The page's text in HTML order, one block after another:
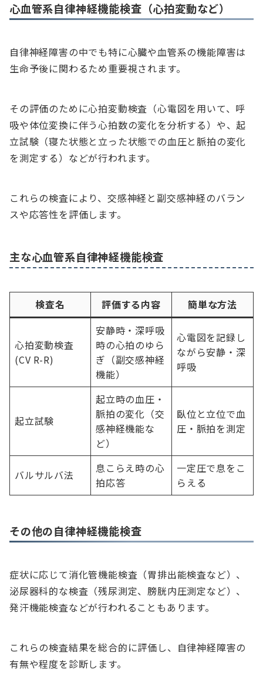
心血管系自律神経機能検査（心拍変動など）
自律神経障害の中でも特に心臓や血管系の機能障害は
生命予後に関わるため重要視されます。
その評価のために心拍変動検査（心電図を用いて、呼
吸や体位変換に伴う心拍数の変化を分析する）や、起
立試験（寝た状態と立った状態での血圧と脈拍の変化
を測定する）などが行われます。
これらの検査により、交感神経と副交感神経のバラン
スや応答性を評価します。
主な心血管系自律神経機能検査
検査名 評価する内容 簡単な方法
心拍変動検査
(CV R-R)
安静時・深呼吸
時の心拍のゆら
ぎ（副交感神経
機能）
心電図を記録し
ながら安静・深
呼吸
起立試験
起立時の血圧・
脈拍の変化（交
感神経機能な
ど）
臥位と立位で血
圧・脈拍を測定
バルサルバ法
息こらえ時の心
拍応答
一定圧で息をこ
らえる
その他の自律神経機能検査
症状に応じて消化管機能検査（胃排出能検査など）、
泌尿器科的な検査（残尿測定、膀胱内圧測定など）、
発汗機能検査などが行われることもあります。
これらの検査結果を総合的に評価し、自律神経障害の
有無や程度を診断します。